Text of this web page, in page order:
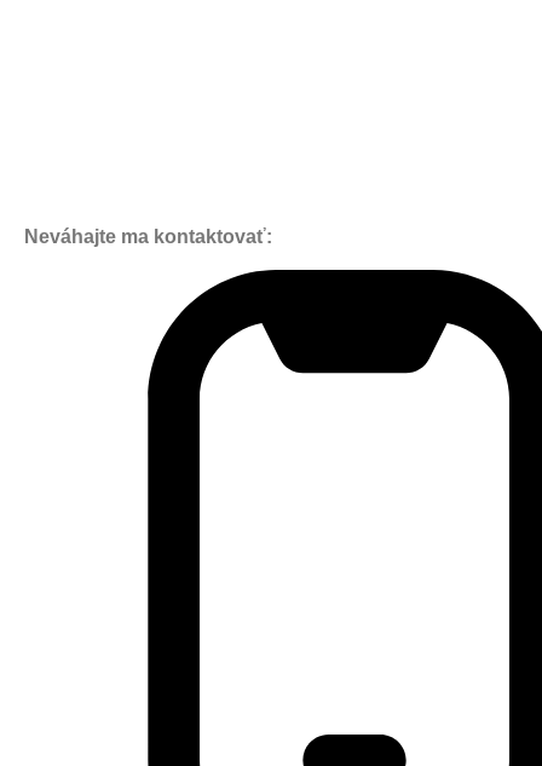
Neváhajte ma kontaktovať: